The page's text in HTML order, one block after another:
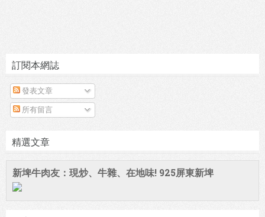
訂閱本網誌
發表文章
所有留言
精選文章
新埤牛肉友：現炒、牛雜、在地味! 925屏東新埤